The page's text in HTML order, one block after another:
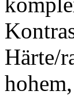
Härte/